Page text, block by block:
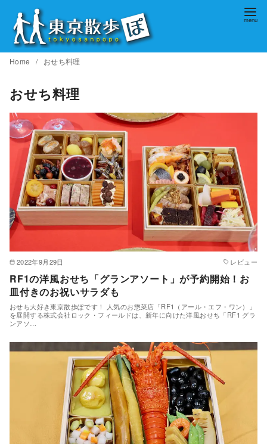
ンHome おせち料理
おせち料理
2022年9月29日 レビュー
RF1の洋風おせち「グランアソート」が予約開始！お
皿付きのお祝いサラダも
おせち大好き東京散歩ぽです！ 人気のお惣菜店「RF1（アール・エフ・ワン）」
を展開する株式会社ロック・フィールドは、新年に向けた洋風おせち「RF1 グラ
ンアソ…